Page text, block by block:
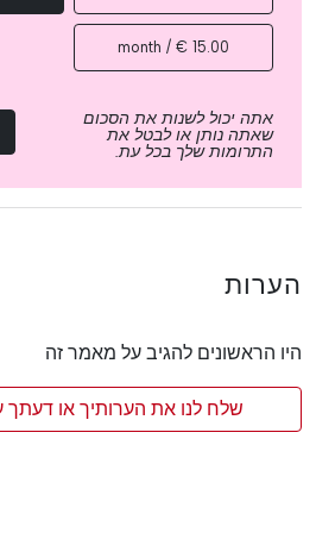
15.00 € / month
אתה יכול לשנות את הסכום
שאתה נותן או לבטל את
התרומות שלך בכל עת.
הערות
היו הראשונים להגיב על מאמר זה
שלח לנו את הערותיך או